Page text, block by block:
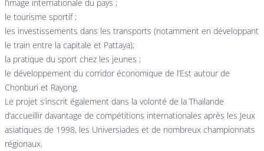
l’image internationale du pays ;
le tourisme sportif ;
les investissements dans les transports (notamment en développant
le train entre la capitale et Pattaya);
la pratique du sport chez les jeunes ;
le développement du corridor économique de l’Est autour de
Chonburi et Rayong.
Le projet s’inscrit également dans la volonté de la Thaïlande
d’accueillir davantage de compétitions internationales après les Jeux
asiatiques de 1998, les Universiades et de nombreux championnats
régionaux.